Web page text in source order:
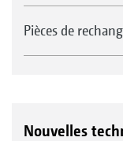
Pièces de
Nouvelles